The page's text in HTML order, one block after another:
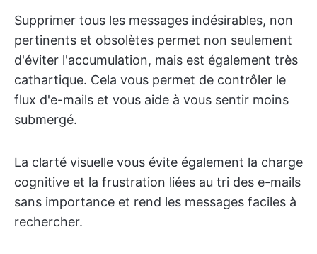
Supprimer tous les messages indésirables, non
pertinents et obsolètes permet non seulement
d'éviter l'accumulation, mais est également très
cathartique. Cela vous permet de contrôler le
flux d'e-mails et vous aide à vous sentir moins
submergé.
La clarté visuelle vous évite également la charge
cognitive et la frustration liées au tri des e-mails
sans importance et rend les messages faciles à
rechercher.